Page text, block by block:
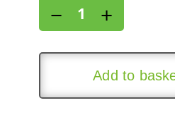
air
intake
kit
MEGANE
− +
Add to